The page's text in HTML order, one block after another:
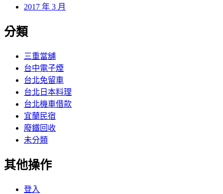
2017 年 3 月
分類
三重當舖
台中電子煙
台北免留車
台北日本料理
台北機車借款
宜蘭民宿
廢鐵回收
未分類
其他操作
登入